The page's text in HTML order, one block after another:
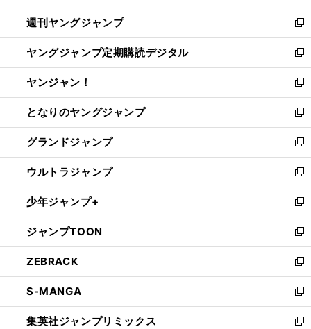
開
く
ウ
で
開
く
ン
ド
ウ
で
開
く
ウ
ィ
ン
ド
ウ
で
開
く
週刊ヤングジャンプ
新
し
い
ウ
ィ
ン
ド
ウ
で
開
く
ヤングジャンプ定期購読デジタル
新
し
い
ウ
ィ
ン
ド
ウ
で
開
く
ヤンジャン！
新
し
い
ウ
ィ
ン
ド
ウ
で
開
く
となりのヤングジャンプ
新
し
い
ウ
ィ
ン
ド
ウ
で
開
く
グランドジャンプ
新
し
い
ウ
ィ
ン
ド
ウ
で
開
く
ウルトラジャンプ
新
し
い
ウ
ィ
ン
ド
ウ
で
開
く
少年ジャンプ+
新
し
い
ウ
ィ
ン
ド
ウ
で
ジャンプTOON
新
し
い
ウ
ィ
ン
ド
ZEBRACK
新
し
い
ウ
ィ
S-MANGA
新
し
い
集英社ジャンプリミックス
新